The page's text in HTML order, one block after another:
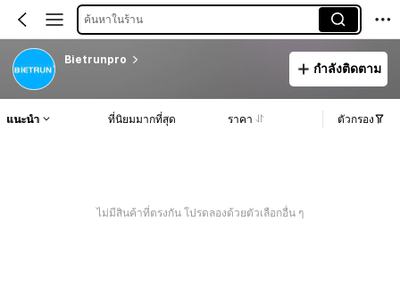
ค้นหาในร้าน
Bietrunpro
กำลังติดตาม
แนะนำ ที่นิยมมากที่สุด ราคา ตัวกรอง
ไม่มีสินค้าที่ตรงกัน โปรดลองด้วยตัวเลือกอื่น ๆ